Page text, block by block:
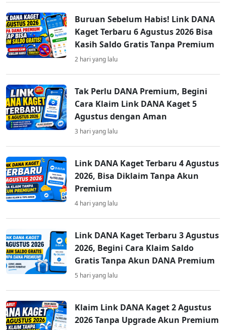
Buruan Sebelum Habis! Link DANA
Kaget Terbaru 6 Agustus 2026 Bisa
Kasih Saldo Gratis Tanpa Premium
2 hari yang lalu
Tak Perlu DANA Premium, Begini
Cara Klaim Link DANA Kaget 5
Agustus dengan Aman
3 hari yang lalu
Link DANA Kaget Terbaru 4 Agustus
2026, Bisa Diklaim Tanpa Akun
Premium
4 hari yang lalu
Link DANA Kaget Terbaru 3 Agustus
2026, Begini Cara Klaim Saldo
Gratis Tanpa Akun DANA Premium
5 hari yang lalu
Klaim Link DANA Kaget 2 Agustus
2026 Tanpa Upgrade Akun Premium